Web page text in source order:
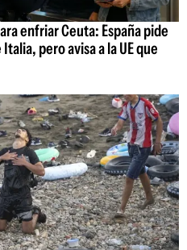
enfriar Ceuta: España pide
pero avisa a la UE que